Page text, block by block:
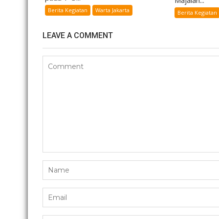
Berita Kegiatan Warta Jakarta Berita Kegiatan
LEAVE A COMMENT